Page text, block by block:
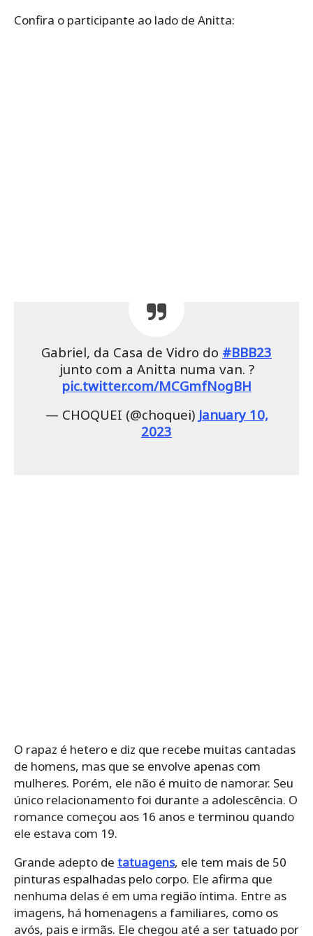
Confira o participante ao lado de Anitta:
Gabriel, da Casa de Vidro do #BBB23
junto com a Anitta numa van. ?
pic.twitter.com/MCGmfNogBH
— CHOQUEI (@choquei) January 10,
2023
O rapaz é hetero e diz que recebe muitas cantadas
de homens, mas que se envolve apenas com
mulheres. Porém, ele não é muito de namorar. Seu
único relacionamento foi durante a adolescência. O
romance começou aos 16 anos e terminou quando
ele estava com 19.
Grande adepto de tatuagens, ele tem mais de 50
pinturas espalhadas pelo corpo. Ele afirma que
nenhuma delas é em uma região íntima. Entre as
imagens, há homenagens a familiares, como os
avós, pais e irmãs. Ele chegou até a ser tatuado por